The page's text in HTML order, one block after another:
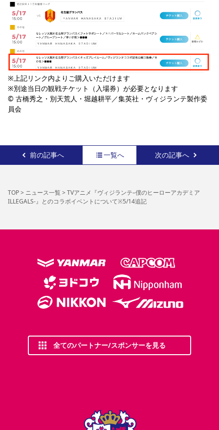
※上記リンク内よりご購入いただけます
※別途当日の観戦チケット（入場券）が必要となります
© 古橋秀之・別天荒人・堀越耕平／集英社・ヴィジランテ製作委
員会
前の記事へ 一覧へ 次の記事へ
TOP> ニュース一覧> TVアニメ『ヴィジランテ–僕のヒーローアカデミア
ILLEGALS-』とのコラボイベントについて※5/14追記
全てのパートナー/スポンサーを見る